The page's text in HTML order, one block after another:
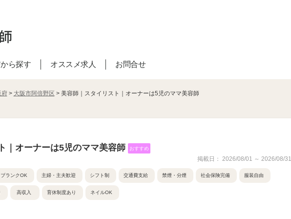
ら探す オススメ求人 お問合せ
府> 大阪市阿倍野区 > 美容師｜スタイリスト｜オーナーは5児のママ美容師
｜オーナーは5児のママ美容師 おすすめ
掲載日： 2026/08/01 ～ 2026/08/31
ブランクOK 主婦・主夫歓迎 シフト制 交通費支給 禁煙・分煙 社会保険完備 服装自由
高収入 育休制度あり ネイルOK